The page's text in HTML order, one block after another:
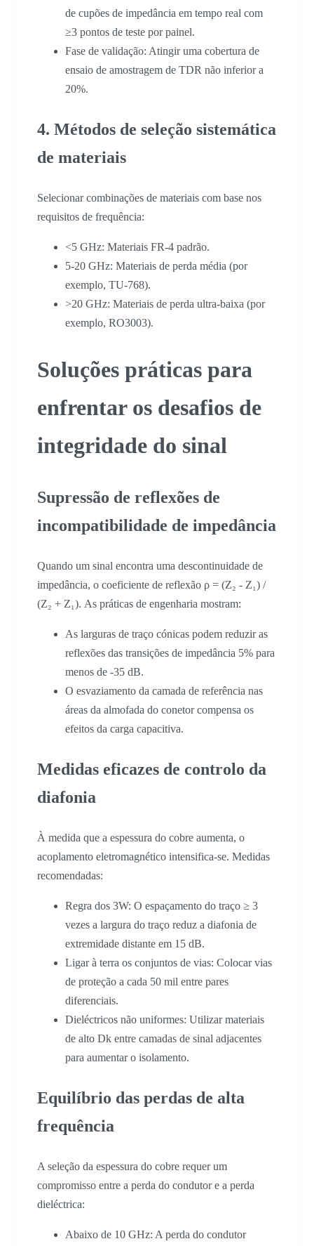
de cupões de impedância em tempo real com
≥3 pontos de teste por painel.
Fase de validação: Atingir uma cobertura de
ensaio de amostragem de TDR não inferior a
20%.
4. Métodos de seleção sistemática
de materiais
Selecionar combinações de materiais com base nos
requisitos de frequência:
<5 GHz: Materiais FR-4 padrão.
5-20 GHz: Materiais de perda média (por
exemplo, TU-768).
>20 GHz: Materiais de perda ultra-baixa (por
exemplo, RO3003).
Soluções práticas para
enfrentar os desafios de
integridade do sinal
Supressão de reflexões de
incompatibilidade de impedância
Quando um sinal encontra uma descontinuidade de
impedância, o coeficiente de reflexão ρ = (Z₂ - Z₁) /
(Z₂ + Z₁). As práticas de engenharia mostram:
As larguras de traço cónicas podem reduzir as
reflexões das transições de impedância 5% para
menos de -35 dB.
O esvaziamento da camada de referência nas
áreas da almofada do conetor compensa os
efeitos da carga capacitiva.
Medidas eficazes de controlo da
diafonia
À medida que a espessura do cobre aumenta, o
acoplamento eletromagnético intensifica-se. Medidas
recomendadas:
Regra dos 3W: O espaçamento do traço ≥ 3
vezes a largura do traço reduz a diafonia de
extremidade distante em 15 dB.
Ligar à terra os conjuntos de vias: Colocar vias
de proteção a cada 50 mil entre pares
diferenciais.
Dieléctricos não uniformes: Utilizar materiais
de alto Dk entre camadas de sinal adjacentes
para aumentar o isolamento.
Equilíbrio das perdas de alta
frequência
A seleção da espessura do cobre requer um
compromisso entre a perda do condutor e a perda
dieléctrica:
Abaixo de 10 GHz: A perda do condutor